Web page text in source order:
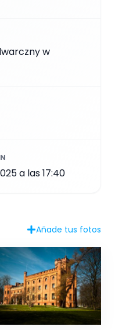
w
a las 17:40
Añade tus fotos